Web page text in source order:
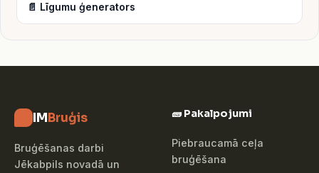
📄 Līgumu ģenerators
IMBruģis
Bruģēšanas darbi
Jēkabpils novadā un
🧱 Pakalpojumi
Piebraucamā ceļa
bruģēšana